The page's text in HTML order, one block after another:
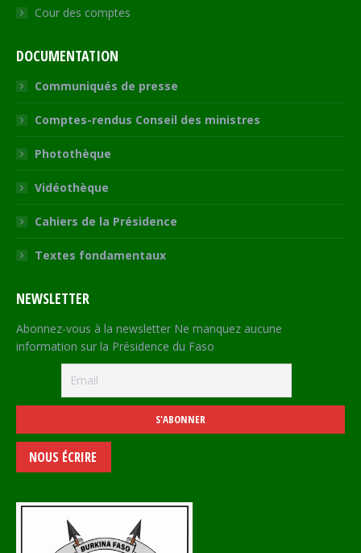
Cour des comptes
DOCUMENTATION
Communiqués de presse
Comptes-rendus Conseil des ministres
Photothèque
Vidéothèque
Cahiers de la Présidence
Textes fondamentaux
NEWSLETTER
Abonnez-vous à la newsletter Ne manquez aucune
information sur la Présidence du Faso
NOUS ÉCRIRE